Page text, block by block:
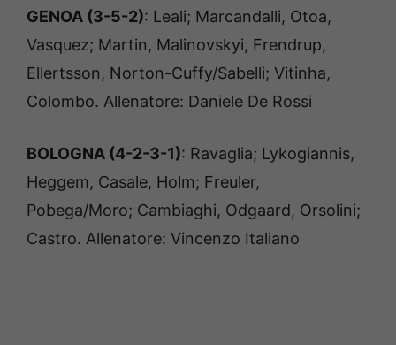
GENOA (3-5-2): Leali; Marcandalli, Otoa,
Vasquez; Martin, Malinovskyi, Frendrup,
Ellertsson, Norton-Cuffy/Sabelli; Vitinha,
Colombo. Allenatore: Daniele De Rossi
BOLOGNA (4-2-3-1): Ravaglia; Lykogiannis,
Heggem, Casale, Holm; Freuler,
Pobega/Moro; Cambiaghi, Odgaard, Orsolini;
Castro. Allenatore: Vincenzo Italiano